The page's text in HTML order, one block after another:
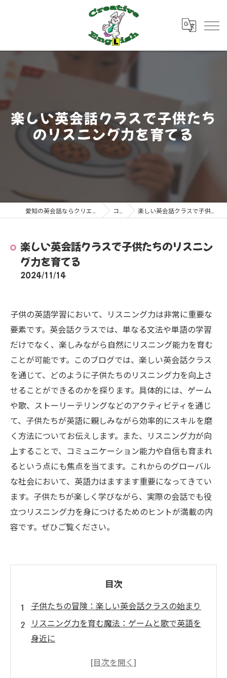
楽しい英会話クラスで子供たち
のリスニング力を育てる
コラム 楽しい英会話クラスで子供たちのリスニング力を育てる
楽しい英会話クラスで子供たちのリスニン
グ力を育てる
2024/11/14
子供の英語学習において、リスニング力は非常に重要な
要素です。英会話クラスでは、単なる文法や単語の学習
だけでなく、楽しみながら自然にリスニング能力を育む
ことが可能です。このブログでは、楽しい英会話クラス
を通じて、どのように子供たちのリスニング力を向上さ
せることができるのかを探ります。具体的には、ゲーム
や歌、ストーリーテリングなどのアクティビティを通じ
て、子供たちが英語に親しみながら効率的にスキルを磨
く方法についてお伝えします。また、リスニング力が向
上することで、コミュニケーション能力や自信も育まれ
るという点にも焦点を当てます。これからのグローバル
な社会において、英語力はますます重要になってきてい
ます。子供たちが楽しく学びながら、実際の会話でも役
立つリスニング力を身につけるためのヒントが満載の内
容です。ぜひご覧ください。
目次
子供たちの冒険：楽しい英会話クラスの始まり
リスニング力を育む魔法：ゲームと歌で英語を
身近に
ストーリーテリングの力：想像力を広げる英会